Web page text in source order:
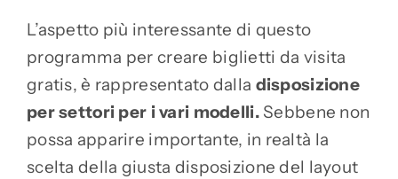
L’aspetto più interessante di questo
programma per creare biglietti da visita
gratis, è rappresentato dalla disposizione
per settori per i vari modelli.Sebbene non
possa apparire importante, in realtà la
scelta della giusta disposizione del layout